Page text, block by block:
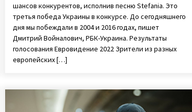
шансов конкурентов, исполнив песню Stefania. Это
третья победа Украины в конкурсе. До сегодняшнего
дня мы побеждали в 2004 и 2016 годах, пишет
Дмитрий Войналович, РБК-Украина. Результаты
голосования Евровидение 2022 Зрители из разных
европейских […]